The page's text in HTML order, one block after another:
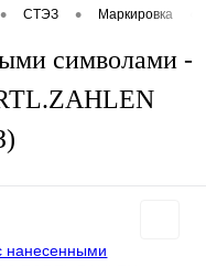
• СТЭЗ • Маркировка
символами -